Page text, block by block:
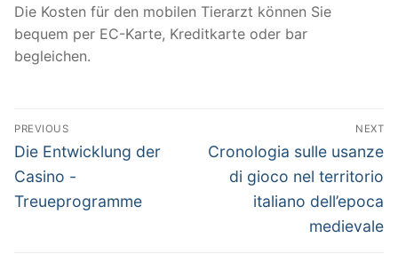
Die Kosten für den mobilen Tierarzt können Sie
bequem per EC-Karte, Kreditkarte oder bar
begleichen.
Post
navigation
PREVIOUS
Previous
post:
Die Entwicklung der
Casino -
Treueprogramme
NEXT
Next
post:
Cronologia sulle usanze
di gioco nel territorio
italiano dell’epoca
medievale